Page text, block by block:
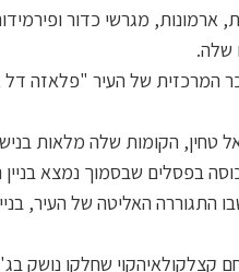
מגרשי כדור
המרכזית של העיר "פלאזה
בפסלים שבסמוך נמצא בניין
קצלקולאיהקוי שחלקו נושק